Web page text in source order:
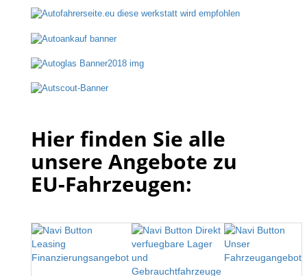
Hier finden Sie alle
unsere Angebote zu
EU-Fahrzeugen: